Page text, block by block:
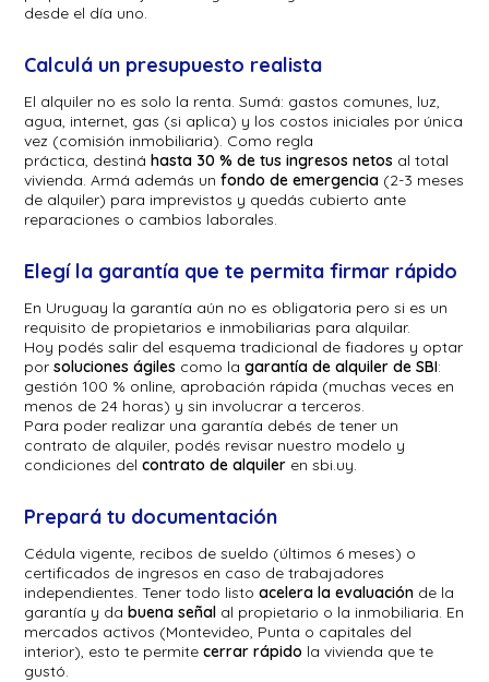
desde el día uno.
Calculá un presupuesto realista
El alquiler no es solo la renta. Sumá: gastos comunes, luz,
agua, internet, gas (si aplica) y los costos iniciales por única
vez (comisión inmobiliaria). Como regla
práctica, destináhasta 30 % de tus ingresos netos al total
vivienda. Armá además unfondo de emergencia (2-3 meses
de alquiler) para imprevistos y quedás cubierto ante
reparaciones o cambios laborales.
Elegí la garantía que te permita firmar rápido
En Uruguay la garantía aún no es obligatoria pero si es un
requisito de propietarios e inmobiliarias para alquilar.
Hoy podés salir del esquema tradicional de fiadores y optar
porsoluciones ágiles como lagarantía de alquiler de SBI:
gestión 100 % online, aprobación rápida (muchas veces en
menos de 24 horas) y sin involucrar a terceros.
Para poder realizar una garantía debés de tener un
contrato de alquiler, podés revisar nuestro modelo y
condiciones delcontrato de alquiler en sbi.uy.
Prepará tu documentación
Cédula vigente, recibos de sueldo (últimos 6 meses) o
certificados de ingresos en caso de trabajadores
independientes. Tener todo listoacelera la evaluación de la
garantía y dabuena señal al propietario o la inmobiliaria. En
mercados activos (Montevideo, Punta o capitales del
interior), esto te permitecerrar rápido la vivienda que te
gustó.